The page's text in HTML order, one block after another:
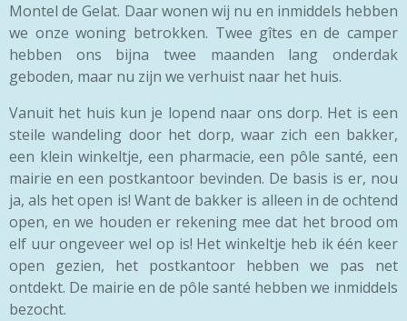
Montel de Gelat. Daar wonen wij nu en inmiddels hebben
we onze woning betrokken. Twee gîtes en de camper
hebben ons bijna twee maanden lang onderdak
geboden, maar nu zijn we verhuist naar het huis.
Vanuit het huis kun je lopend naar ons dorp. Het is een
steile wandeling door het dorp, waar zich een bakker,
een klein winkeltje, een pharmacie, een pôle santé, een
mairie en een postkantoor bevinden. De basis is er, nou
ja, als het open is! Want de bakker is alleen in de ochtend
open, en we houden er rekening mee dat het brood om
elf uur ongeveer wel op is! Het winkeltje heb ik één keer
open gezien, het postkantoor hebben we pas net
ontdekt. De mairie en de pôle santé hebben we inmiddels
bezocht.